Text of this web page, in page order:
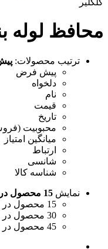
محافظ لوله
ترتیب محصولات:
پیش فرض
دلخواه
نام
قیمت
تاریخ
محبوبیت
میانگین امتیاز
ارتباط
شانسی
شناسه کالا
نمایش 15 محصول در هر صفحه
15 محصول در هر صفحه
30 محصول در هر صفحه
45 محصول در هر صفحه